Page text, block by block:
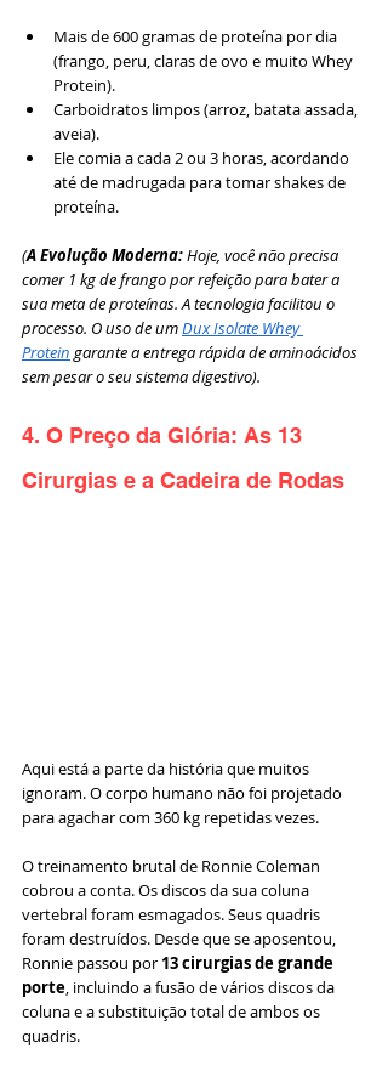
Mais de 600 gramas de proteína por dia
(frango, peru, claras de ovo e muito Whey
Protein).
Carboidratos limpos (arroz, batata assada,
aveia).
Ele comia a cada 2 ou 3 horas, acordando
até de madrugada para tomar shakes de
proteína.
(A Evolução Moderna: Hoje, você não precisa
comer 1 kg de frango por refeição para bater a
sua meta de proteínas. A tecnologia facilitou o
processo. O uso de um Dux Isolate Whey
Protein garante a entrega rápida de aminoácidos
sem pesar o seu sistema digestivo).
4. O Preço da Glória: As 13
Cirurgias e a Cadeira de Rodas
Aqui está a parte da história que muitos
ignoram. O corpo humano não foi projetado
para agachar com 360 kg repetidas vezes.
O treinamento brutal de Ronnie Coleman
cobrou a conta. Os discos da sua coluna
vertebral foram esmagados. Seus quadris
foram destruídos. Desde que se aposentou,
Ronnie passou por 13 cirurgias de grande
porte, incluindo a fusão de vários discos da
coluna e a substituição total de ambos os
quadris.